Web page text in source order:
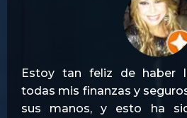
Estoy tan feliz de haber
todas mis finanzas y
sus manos, y esto ha